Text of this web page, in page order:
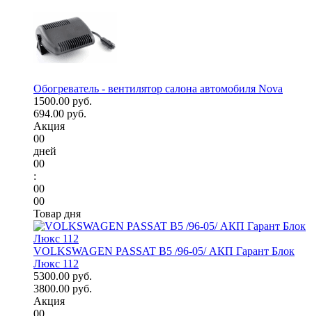
Обогреватель - вентилятор салона автомобиля Nova
1500.00 руб.
694.00 руб.
Акция
00
дней
00
:
00
00
Товар дня
VOLKSWAGEN PASSAT B5 /96-05/ АКП Гарант Блок
Люкс 112
5300.00 руб.
3800.00 руб.
Акция
00